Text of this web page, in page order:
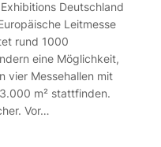
Deutschland
Leitmesse
rund 1000
eine Möglichkeit,
vier Messehallen mit
m² stattfinden.
Vor…